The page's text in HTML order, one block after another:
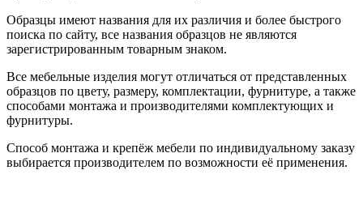
Образцы имеют названия для их различия и более быстрого
поиска по сайту, все названия образцов не являются
зарегистрированным товарным знаком.
Все мебельные изделия могут отличаться от представленных
образцов по цвету, размеру, комплектации, фурнитуре, а также
способами монтажа и производителями комплектующих и
фурнитуры.
Способ монтажа и крепёж мебели по индивидуальному заказу
выбирается производителем по возможности её применения.